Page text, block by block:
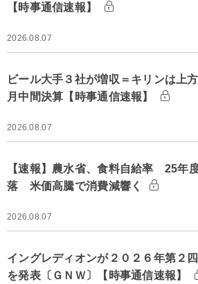
【時事通信速報】
2026.08.07
ビール大手３社が増収＝キリンは上
月中間決算【時事通信速報】
2026.08.07
【速報】農水省、食料自給率 25年
落 米価高騰で消費減響く
2026.08.07
イングレディオンが２０２６年第２
を発表〔ＧＮＷ〕【時事通信速報】